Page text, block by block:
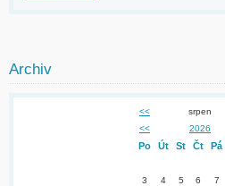
Archiv
<< srpen
<<
2026
Po Út St Čt Pá
3
4 5 6 7